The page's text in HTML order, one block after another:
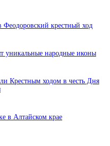
крестный ход
уникальные народные иконы
Крестным ходом в честь Дня
в Алтайском крае